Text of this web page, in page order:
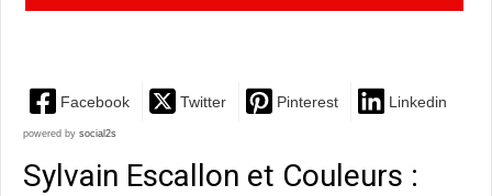
Facebook Twitter Pinterest Linkedin
powered by social2s
Sylvain Escallon et Couleurs :